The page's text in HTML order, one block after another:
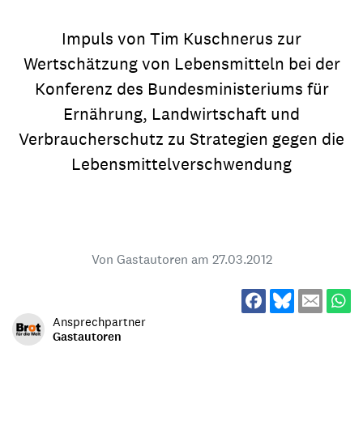
Impuls von Tim Kuschnerus zur
Wertschätzung von Lebensmitteln bei der
Konferenz des Bundesministeriums für
Ernährung, Landwirtschaft und
Verbraucherschutz zu Strategien gegen die
Lebensmittelverschwendung
Von Gastautoren am 27.03.2012
Ansprechpartner
Gastautoren